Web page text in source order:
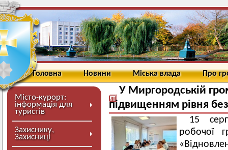
Головна Новини Міська влада Про
Місто-курорт:
інформація для
туристів
Захиснику,
Захисниці
У Миргородській
підвищенням рівня
15
робочої